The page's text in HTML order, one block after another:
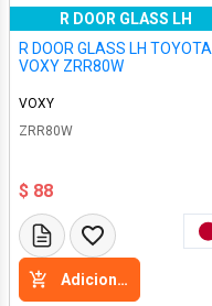
R DOOR GLASS LH
R DOOR GLASS LH TOYOTA
VOXY ZRR80W
VOXY
ZRR80W
$ 88
Adicione a cesta